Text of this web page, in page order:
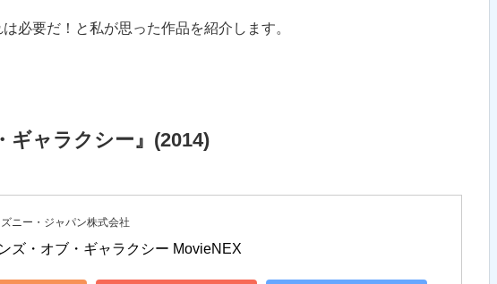
必要だ！と私が思った作品を紹介します。
ギャラクシー』(2014)
ニー・ジャパン株式会社
ズ・オブ・ギャラクシー MovieNEX